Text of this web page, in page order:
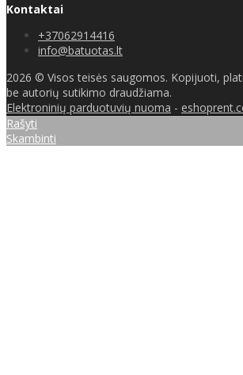
Kontaktai
+37062914416
info@batuotas.lt
2026 © Visos teisės saugomos. Kopijuoti,
be autorių sutikimo draudžiama.
Elektroninių parduotuvių nuoma -
Rašyti
Skambinti